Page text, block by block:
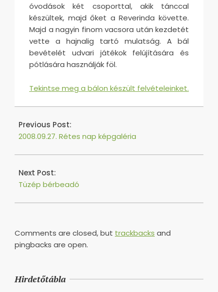
óvodások két csoporttal, akik tánccal
készültek, majd őket a Reverinda követte.
Majd a nagyin finom vacsora után kezdetét
vette a hajnalig tartó mulatság. A bál
bevételét udvari játékok felújítására és
pótlására használják föl.
Tekintse meg a bálon készült felvételeinket.
2016-
29
Previous Post:
2008.09.27. Rétes nap képgaléria
Next Post:
Tüzép bérbeadó
Comments are closed, but trackbacks and
pingbacks are open.
Hirdetőtábla